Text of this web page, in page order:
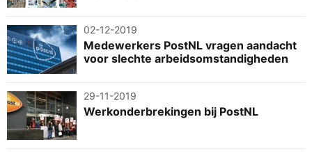
02-12-2019
Medewerkers PostNL vragen aandacht
voor slechte arbeidsomstandigheden
29-11-2019
Werkonderbrekingen bij PostNL